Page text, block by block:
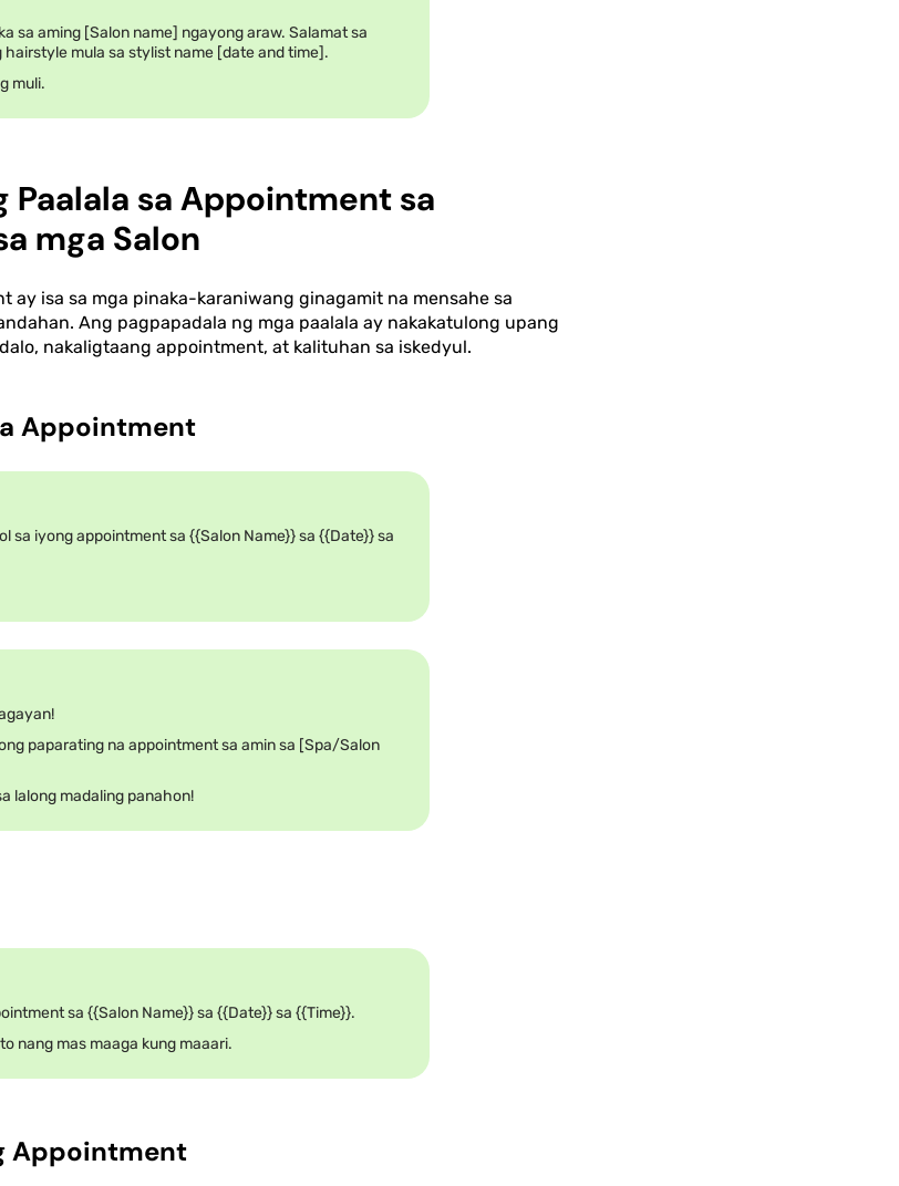
sa aming [Salon name] ngayong araw. Salamat sa
hairstyle mula sa stylist name [date and time].
muli.
Paalala sa Appointment sa
mga Salon
ay isa sa mga pinaka-karaniwang ginagamit na mensahe sa
Ang pagpapadala ng mga paalala ay nakakatulong upang
nakaligtaang appointment, at kalituhan sa iskedyul.
Appointment
sa iyong appointment sa {{Salon Name}} sa {{Date}} sa
paparating na appointment sa amin sa [Spa/Salon
lalong madaling panahon!
sa {{Salon Name}} sa {{Date}} sa {{Time}}.
nang mas maaga kung maaari.
Appointment